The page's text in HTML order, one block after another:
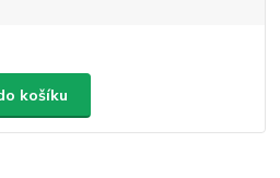
košíku